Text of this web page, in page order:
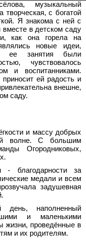
музыкальный
творческая, с богатой
Я знакома с ней с
вместе в детском саду
как она горела на
новые идеи,
ее занятия были
чувствовалось
и воспитанниками.
ей радость и
внешне,
саду.
и массу добрых
волне. С большим
Огородниковых,
- благодарности за
медали и всем
задушевная
день, наполненный
и маленькими
жизни, проведённые в
и их родителям.